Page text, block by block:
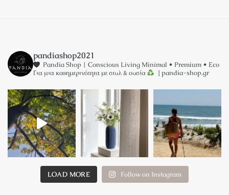
pandiashop2021
Pandia Shop | Conscious Living Minimal • Premium • Eco
Για μια καθημερινότητα με στυλ & ουσία
↓ pandia-shop.gr
LOAD MORE Follow on Instagram